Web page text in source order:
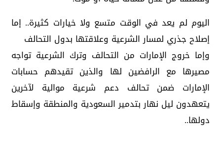
اليوم لم يعد في الوقت متسع ولا خيارات كثيرة.. إما
إصلاح جذري لمسار الشرعية وعلاقتها بدول التحالف
وإما خروج الإمارات من التحالف وترك الشرعية تواجه
مصيرها مع الرافضين لها والذين تقيدهم حسابات
الإمارات ضمن تحالف دعم شرعية موالية لآخرين
يتعهدون ليل نهار بتدمير السعودية والمنطقة وإسقاط
دولها..